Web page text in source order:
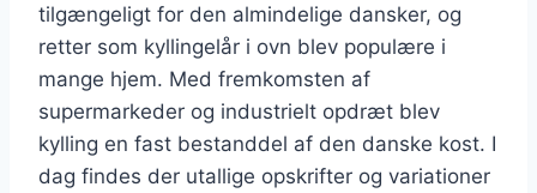
tilgængeligt for den almindelige dansker, og
retter som kyllingelår i ovn blev populære i
mange hjem. Med fremkomsten af
supermarkeder og industrielt opdræt blev
kylling en fast bestanddel af den danske kost. I
dag findes der utallige opskrifter og variationer